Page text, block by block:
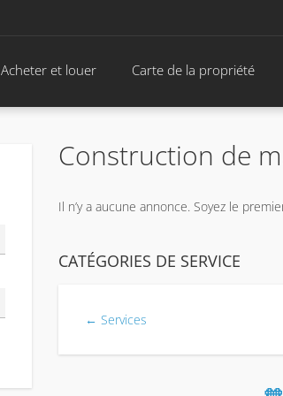
Acheter et louer Carte de la propriété
Construction de
Il n’y a aucune annonce. Soyez le
CATÉGORIES DE SERVICE
← Services